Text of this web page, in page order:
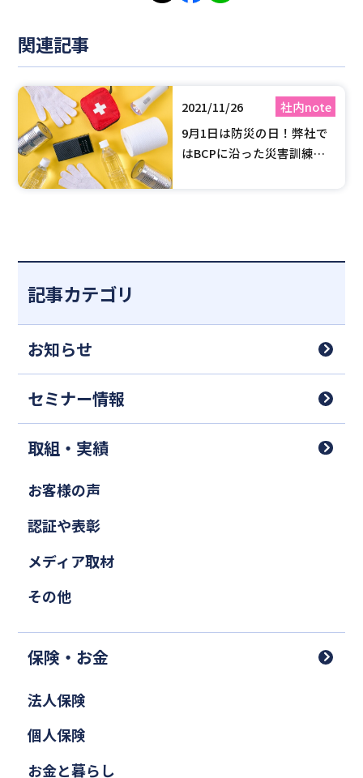
関連記事
2021/11/26
社内note
9月1日は防災の日！弊社で
はBCPに沿った災害訓練を
記事カテゴリ
お知らせ
セミナー情報
取組・実績
お客様の声
認証や表彰
メディア取材
その他
保険・お金
法人保険
個人保険
お金と暮らし